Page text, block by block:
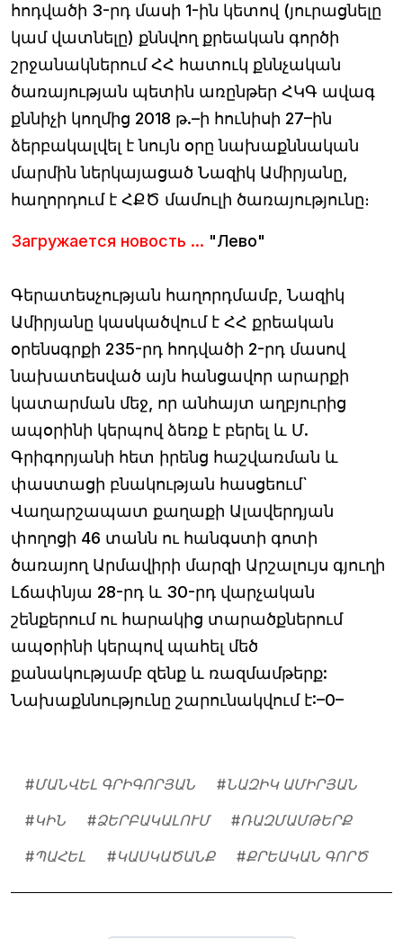
հոդվածի 3-րդ մասի 1-ին կետով (յուրացնելը
կամ վատնելը) քննվող քրեական գործի
շրջանակներում ՀՀ հատուկ քննչական
ծառայության պետին առընթեր ՀԿԳ ավագ
քննիչի կողմից 2018 թ.–ի հունիսի 27–ին
ձերբակալվել է նույն օրը նախաքննական
մարմին ներկայացած Նազիկ Ամիրյանը,
հաղորդում է ՀՔԾ մամուլի ծառայությունը։
Загружается новость ... "Лево"
Գերատեսչության հաղորդմամբ, Նազիկ
Ամիրյանը կասկածվում է ՀՀ քրեական
օրենսգրքի 235-րդ հոդվածի 2-րդ մասով
նախատեսված այն հանցավոր արարքի
կատարման մեջ, որ անհայտ աղբյուրից
ապօրինի կերպով ձեռք է բերել և Մ.
Գրիգորյանի հետ իրենց հաշվառման և
փաստացի բնակության հասցեում`
Վաղարշապատ քաղաքի Ալավերդյան
փողոցի 46 տանն ու հանգստի գոտի
ծառայող Արմավիրի մարզի Արշալույս գյուղի
Լճափնյա 28-րդ և 30-րդ վարչական
շենքերում ու հարակից տարածքներում
ապօրինի կերպով պահել մեծ
քանակությամբ զենք և ռազմամթերք:
Նախաքննությունը շարունակվում է:–0–
#ՄԱՆՎԵԼ ԳՐԻԳՈՐՅԱՆ #ՆԱԶԻԿ ԱՄԻՐՅԱՆ
#ԿԻՆ #ՁԵՐԲԱԿԱԼՈՒՄ #ՌԱԶՄԱՄԹԵՐՔ
#ՊԱՀԵԼ #ԿԱՍԿԱԾԱՆՔ #ՔՐԵԱԿԱՆ ԳՈՐԾ